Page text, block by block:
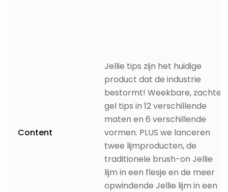
Content
Jellie tips zijn het huidige
product dat de industrie
bestormt! Weekbare, zachte
gel tips in 12 verschillende
maten en 6 verschillende
vormen. PLUS we lanceren
twee lijmproducten, de
traditionele brush-on Jellie
lijm in een flesje en de meer
opwindende Jellie lijm in een